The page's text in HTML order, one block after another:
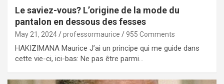
Le saviez-vous? L’origine de la mode du
pantalon en dessous des fesses
May 21, 2024 professormaurice 955 Comments
HAKIZIMANA Maurice J’ai un principe qui me guide dans
cette vie-ci, ici-bas: Ne pas être parmi…